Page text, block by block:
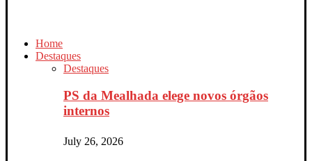
Home
Destaques
Destaques
PS da Mealhada elege novos órgãos
internos
July 26, 2026